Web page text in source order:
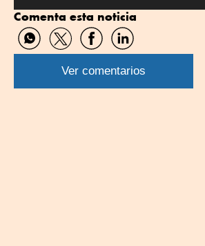
Twitter
FacebookLinkedin
Comenta esta noticia
Compartir
por
WhatsApp
Compartir
por
Twitter
Compartir
por
Facebook
Compartir
por
Linkedin
Ver comentarios